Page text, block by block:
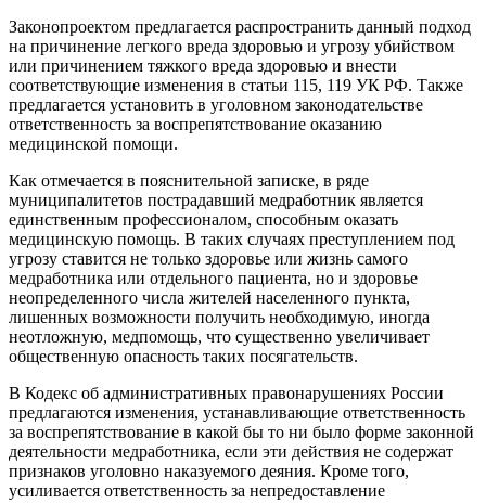
Законопроектом предлагается распространить данный подход
на причинение легкого вреда здоровью и угрозу убийством
или причинением тяжкого вреда здоровью и внести
соответствующие изменения в статьи 115, 119 УК РФ. Также
предлагается установить в уголовном законодательстве
ответственность за воспрепятствование оказанию
медицинской помощи.
Как отмечается в пояснительной записке, в ряде
муниципалитетов пострадавший медработник является
единственным профессионалом, способным оказать
медицинскую помощь. В таких случаях преступлением под
угрозу ставится не только здоровье или жизнь самого
медработника или отдельного пациента, но и здоровье
неопределенного числа жителей населенного пункта,
лишенных возможности получить необходимую, иногда
неотложную, медпомощь, что существенно увеличивает
общественную опасность таких посягательств.
В Кодекс об административных правонарушениях России
предлагаются изменения, устанавливающие ответственность
за воспрепятствование в какой бы то ни было форме законной
деятельности медработника, если эти действия не содержат
признаков уголовно наказуемого деяния. Кроме того,
усиливается ответственность за непредоставление